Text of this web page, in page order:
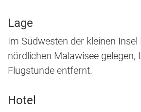
Lage
Im Südwesten der kleinen
nördlichen Malawisee gelegen,
Flugstunde entfernt.
Hotel